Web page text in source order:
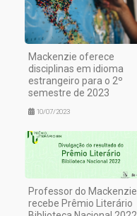
Mackenzie oferece
disciplinas em idioma
estrangeiro para o 2º
semestre de 2023
10/07/2023
Professor do Mackenzie
recebe Prêmio Literário